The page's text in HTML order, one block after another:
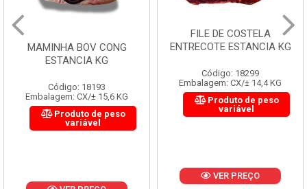
MAMINHA BOV CONG
ESTANCIA KG
Código: 18193
Embalagem: CX/± 15,6 KG
Produto de peso
variável
FILE DE COSTELA
ENTRECOTE ESTANCIA KG
Código: 18299
Embalagem: CX/± 14,4 KG
Produto de peso
variável
VER PREÇO